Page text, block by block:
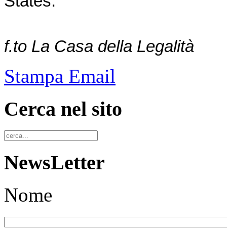
f.to La Casa della Legalità
Stampa Email
Cerca nel sito
NewsLetter
Nome